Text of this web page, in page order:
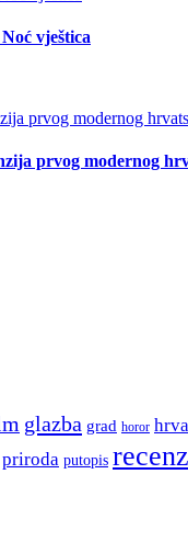
vještica
prvog modernog
glazba grad horor
priroda putopis